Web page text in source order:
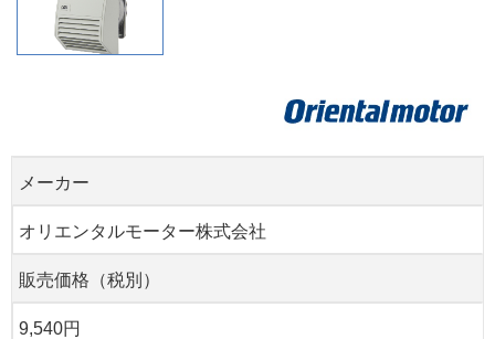
メーカー
オリエンタルモーター株式会社
販売価格（税別）
9,540円